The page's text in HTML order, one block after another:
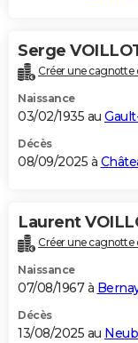
Serge
Créer une cagnotte
Naissance
03/02/1935 au
Décès
08/09/2025 à
Laurent
Créer une cagnotte
Naissance
07/08/1967 à
Décès
13/08/2025 au